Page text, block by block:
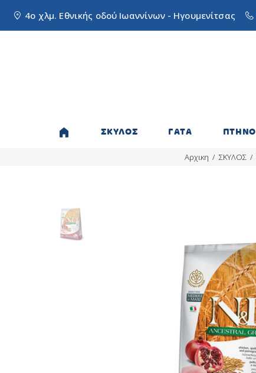
4ο χλμ. Εθνικής οδού Ιωαννίνων - Ηγουμενίτσας
ΣΚΥΛΟΣ ΓΑΤΑ ΠΤΗΝΟ
Αρχικη ΣΚΥΛΟΣ